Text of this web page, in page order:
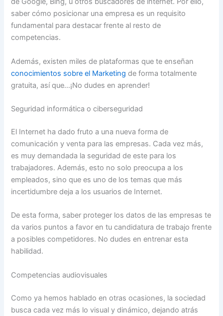
saber cómo posicionar una empresa es un requisito
fundamental para destacar frente al resto de
competencias.
Además, existen miles de plataformas que te enseñan
conocimientos sobre el Marketingde forma totalmente
gratuita, así que…¡No dudes en aprender!
Seguridad informática o ciberseguridad
El Internet ha dado fruto a una nueva forma de
comunicación y venta para las empresas. Cada vez más,
es muy demandada la seguridad de este para los
trabajadores. Además, esto no solo preocupa a los
empleados, sino que es uno de los temas que más
incertidumbre deja a los usuarios de Internet.
De esta forma, saber proteger los datos de las empresas te
da varios puntos a favor en tu candidatura de trabajo frente
a posibles competidores. No dudes en entrenar esta
habilidad.
Competencias audiovisuales
Como ya hemos hablado en otras ocasiones, la sociedad
busca cada vez más lo visual y dinámico, dejando atrás